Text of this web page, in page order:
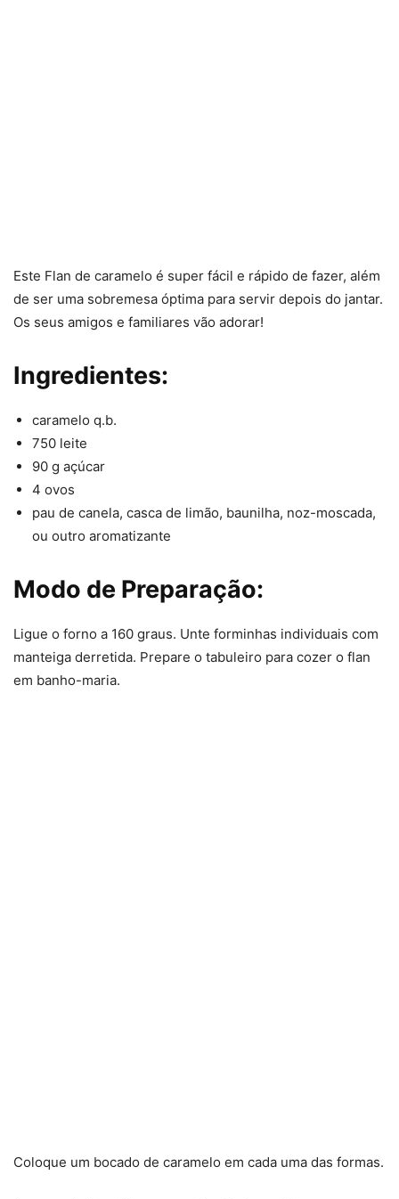
Este Flan de caramelo é super fácil e rápido de fazer, além
de ser uma sobremesa óptima para servir depois do jantar.
Os seus amigos e familiares vão adorar!
Ingredientes:
caramelo q.b.
750 leite
90 g açúcar
4 ovos
pau de canela, casca de limão, baunilha, noz-moscada,
ou outro aromatizante
Modo de Preparação:
Ligue o forno a 160 graus. Unte forminhas individuais com
manteiga derretida. Prepare o tabuleiro para cozer o flan
em banho-maria.
Coloque um bocado de caramelo em cada uma das formas.